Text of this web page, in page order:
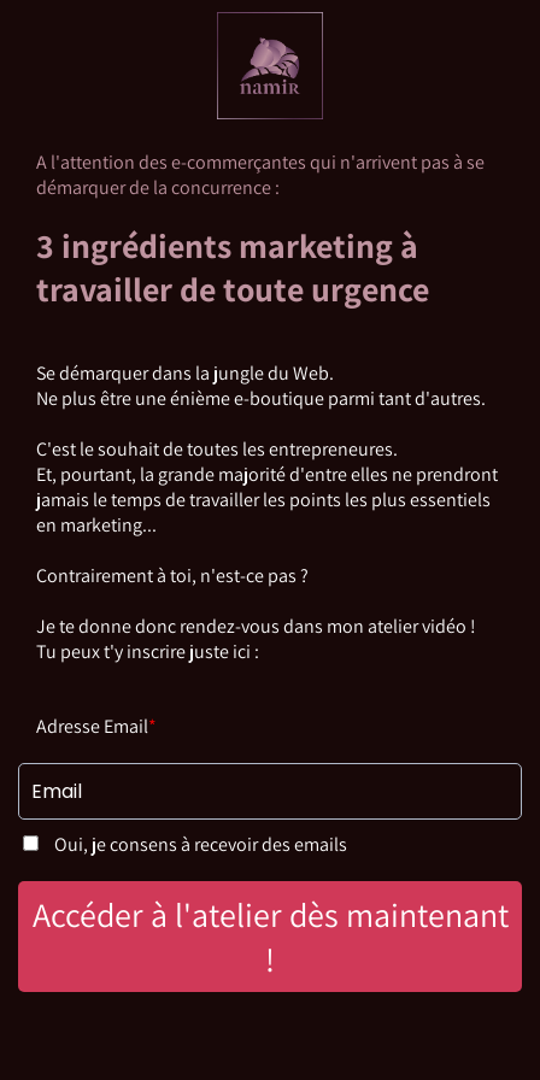
A l'attention des e-commerçantes qui n'arrivent pas à se
démarquer de la concurrence :
3 ingrédients marketing à
travailler de toute urgence
Se démarquer dans la jungle du Web.
Ne plus être une énième e-boutique parmi tant d'autres.
C'est le souhait de toutes les entrepreneures.
Et, pourtant, la grande majorité d'entre elles ne prendront
jamais le temps de travailler les points les plus essentiels
en marketing...
Contrairement à toi, n'est-ce pas ?
Je te donne donc rendez-vous dans mon atelier vidéo !
Tu peux t'y inscrire juste ici :
Adresse Email*
Oui, je consens à recevoir des emails
Accéder à l'atelier dès maintenant
!